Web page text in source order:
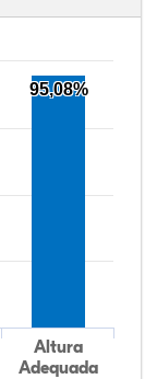
Altura
Adequada
95,08%